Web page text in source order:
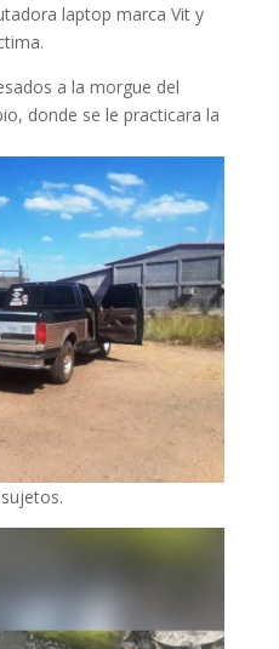
laptop marca Vit y
a la morgue del
donde se le practicara la